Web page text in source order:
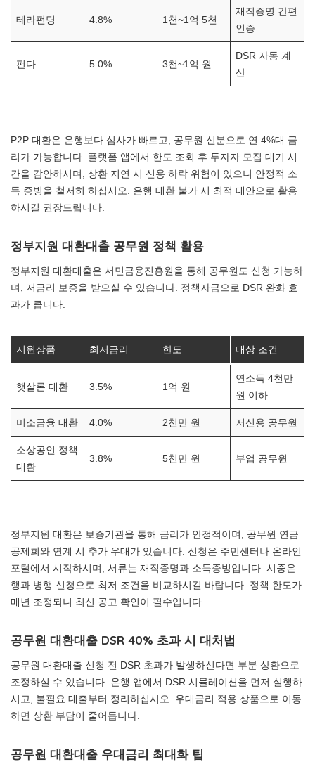
테라펀딩 4.8% 1천~1억 5천
재직증명 간편
인증
펀다 5.0% 3천~1억 원
DSR 자동 계
산
P2P 대환은 은행보다 심사가 빠르고, 공무원 신분으로 연 4%대 금
리가 가능합니다. 플랫폼 앱에서 한도 조회 후 투자자 모집 대기 시
간을 감안하시며, 상환 지연 시 신용 하락 위험이 있으니 안정적 소
득 증빙을 철저히 하십시오. 은행 대환 불가 시 최적 대안으로 활용
하시길 권장드립니다.
정부지원 대환대출 공무원 정책 활용
정부지원 대환대출은 서민금융진흥원을 통해 공무원도 신청 가능하
며, 저금리 보증을 받으실 수 있습니다. 정책자금으로 DSR 완화 효
과가 큽니다.
지원상품 최저금리 한도 대상 조건
햇살론 대환 3.5% 1억 원
연소득 4천만
원 이하
미소금융 대환 4.0% 2천만 원 저신용 공무원
소상공인 정책
대환
3.8% 5천만 원 부업 공무원
정부지원 대환은 보증기관을 통해 금리가 안정적이며, 공무원 연금
공제회와 연계 시 추가 우대가 있습니다. 신청은 주민센터나 온라인
포털에서 시작하시며, 서류는 재직증명과 소득증빙입니다. 시중은
행과 병행 신청으로 최저 조건을 비교하시길 바랍니다. 정책 한도가
매년 조정되니 최신 공고 확인이 필수입니다.
공무원 대환대출 DSR 40% 초과 시 대처법
공무원 대환대출 신청 전 DSR 초과가 발생하신다면 부분 상환으로
조정하실 수 있습니다. 은행 앱에서 DSR 시뮬레이션을 먼저 실행하
시고, 불필요 대출부터 정리하십시오. 우대금리 적용 상품으로 이동
하면 상환 부담이 줄어듭니다.
공무원 대환대출 우대금리 최대화 팁